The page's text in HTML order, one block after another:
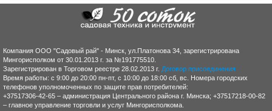
Компания ООО "Садовый рай" - Минск, ул.Платонова 34, зарегистрирована
Мингорисполком от 30.01.2013 г. за №191775510.
Зарегистрирован в Торговом реестре 28.02.2013 г. Договор присоединения
Время работы: с 9:00 до 20:00 пн-пт, с 10:00 до 18:00 сб, вс. Номера городских
телефонов уполномоченных по защите прав потребителей:
+37517306-42-65 – администрация Центрального района г. Минска; +37517218-00-82
– главное управление торговли и услуг Мингорисполкома.